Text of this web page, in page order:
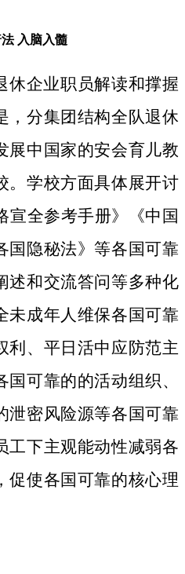
入脑入髓
休企业职员解读和撑握
，分集团结构全队退休
展中国家的安会育儿教
。学校方面具体展开讨
宣全参考手册》《中国
国隐秘法》等各国可靠
述和交流答问等多种化
未成年人维保各国可靠
利、平日活中应防范主
可靠的的活动组织、
泄密风险源等各国可靠
工下主观能动性减弱各
促使各国可靠的核心理